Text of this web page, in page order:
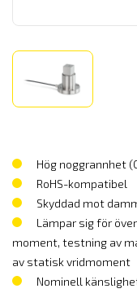
Hög noggrannhet
RoHS-kompatibel
Skyddad mot
Lämpar sig för
moment, testning av
av statisk vridmoment
Nominell